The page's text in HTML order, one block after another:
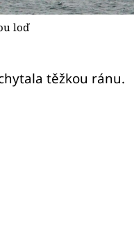
loď
těžkou ránu.